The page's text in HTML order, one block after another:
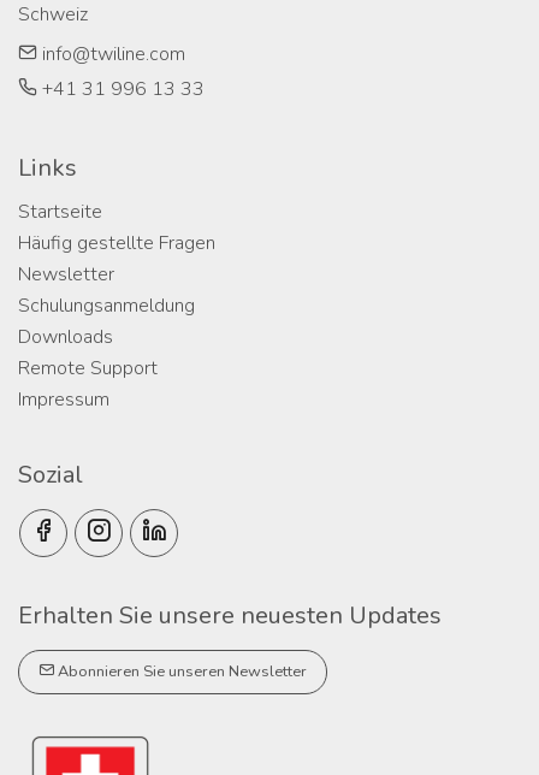
Schweiz
info@twiline.com
+41 31 996 13 33
Links
Startseite
Häufig gestellte Fragen
Newsletter
Schulungsanmeldung
Downloads
Remote Support
Impressum
Sozial
Erhalten Sie unsere neuesten Updates
Abonnieren Sie unseren Newsletter